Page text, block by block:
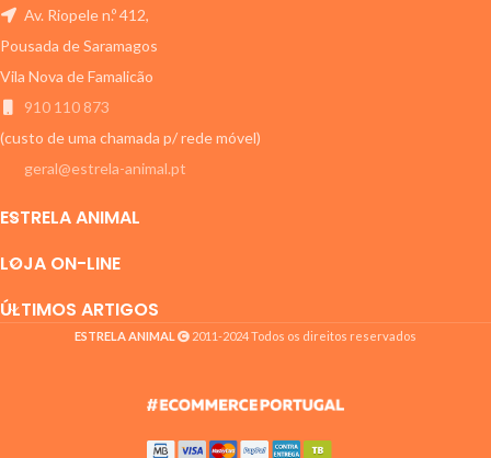
Av. Riopele n.º 412,
Pousada de Saramagos
Vila Nova de Famalicão
910 110 873
(custo de uma chamada p/ rede móvel)
geral@estrela-animal.pt
ESTRELA ANIMAL
LOJA ON-LINE
ÚLTIMOS ARTIGOS
ESTRELA ANIMAL 2011-2024 Todos os direitos reservados